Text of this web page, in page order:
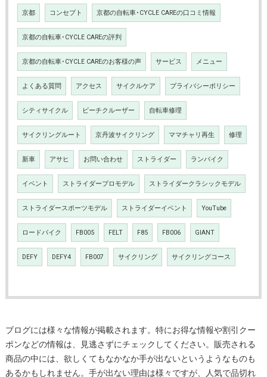
京都 コンセプト 京都の自転車･CYCLE CAREの口コミ情報
京都の自転車･CYCLE CAREの評判
京都の自転車･CYCLE CAREのお客様の声 サービス メニュー
よくある質問 アクセス サイクルケア プライバシーポリシー
シティサイクル ビーチクルーザー 自転車修理
サイクリングルート 京丹波サイクリング ママチャリ再生 修理
新車 アサヒ お問い合わせ ストライダー ランバイク
イベント ストライダープロモデル ストライダークラシックモデル
ストライダースポーツモデル ストライダーイベント YouTube
ロードバイク FB005 FELT F85 FB006 GIANT
DEFY DEFY4 FB007 サイクリング サイクリングコース
ブログには様々な情報が掲載されます。特にお得な情報や割引クー
ポンなどの情報は、見逃さずにチェックしてください。販売される
商品の中には、欲しくてもなかなか手が出ないというようなものも
あるかもしれません。手が出ない理由は様々ですが、人気で品切れ